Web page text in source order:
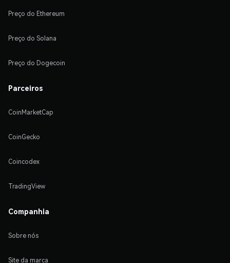
Preço do Ethereum
Preço do Solana
Preço do Dogecoin
Parceiros
CoinMarketCap
CoinGecko
Coincodex
TradingView
Companhia
Sobre nós
Site da marca